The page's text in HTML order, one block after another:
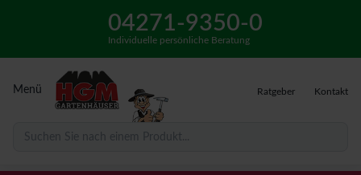
04271-9350-0
Individuelle persönliche Beratung
Menü Ratgeber Kontakt
Suchen Sie nach einem Produkt...